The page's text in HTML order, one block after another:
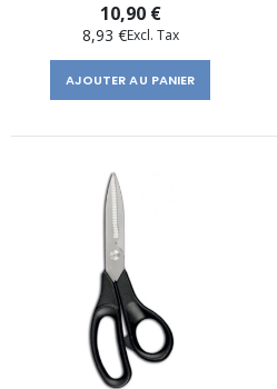
10,90 €
8,93 €
AJOUTER AU PANIER